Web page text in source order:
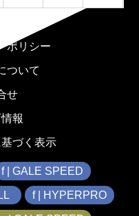
ポリシー
ついて
せ
報
づく表示
f | GALE SPEED
f | HYPERPRO